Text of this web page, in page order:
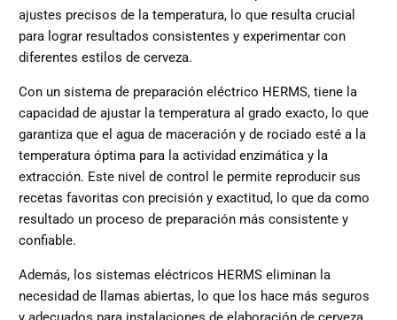
ajustes precisos de la temperatura, lo que resulta crucial
para lograr resultados consistentes y experimentar con
diferentes estilos de cerveza.
Con un sistema de preparación eléctrico HERMS, tiene la
capacidad de ajustar la temperatura al grado exacto, lo que
garantiza que el agua de maceración y de rociado esté a la
temperatura óptima para la actividad enzimática y la
extracción. Este nivel de control le permite reproducir sus
recetas favoritas con precisión y exactitud, lo que da como
resultado un proceso de preparación más consistente y
confiable.
Además, los sistemas eléctricos HERMS eliminan la
necesidad de llamas abiertas, lo que los hace más seguros